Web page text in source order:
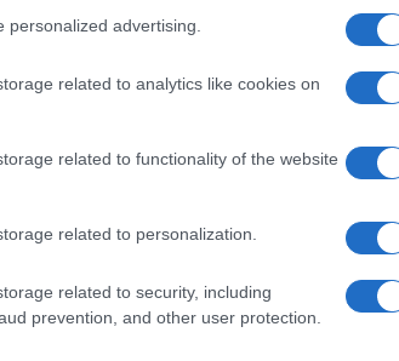
advertising.
related to analytics like cookies on
related to functionality of the website
related to personalization.
related to security, including
prevention, and other user protection.
dal menù del sito o